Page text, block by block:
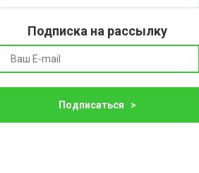
Подписка на рассылку
Подписаться >